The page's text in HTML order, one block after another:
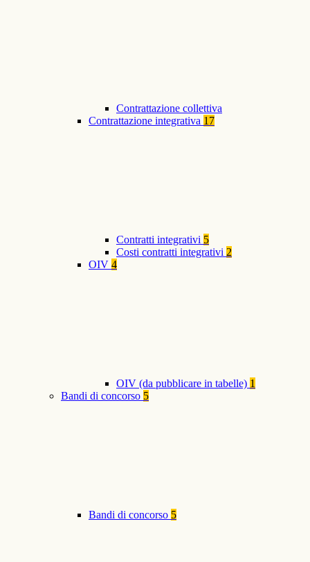
Contrattazione collettiva
Contrattazione integrativa 17
Contratti integrativi 5
Costi contratti integrativi 2
OIV 4
OIV (da pubblicare in tabelle) 1
Bandi di concorso 5
Bandi di concorso 5